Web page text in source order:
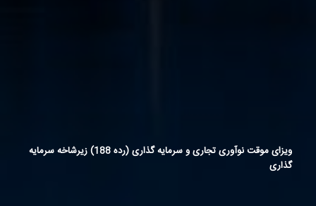
ویزای موقت نوآوری تجاری و سرمایه‏ گذاری (رده 188)
زیرشاخه سرمایه‏
گذاری